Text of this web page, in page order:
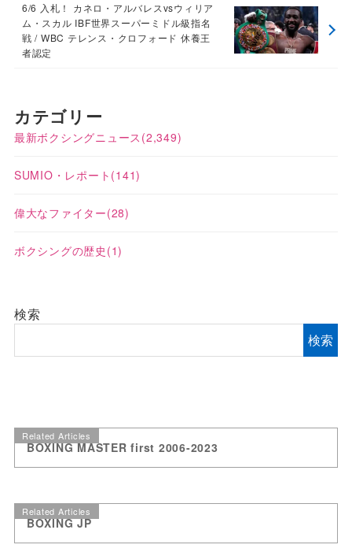
6/6 入札！ カネロ・アルバレスvsウィリア
ム・スカル IBF世界スーパーミドル級指名
戦 / WBC テレンス・クロフォード 休養王
者認定
カテゴリー
最新ボクシングニュース (2,349)
SUMIO・レポート (141)
偉大なファイター(28)
ボクシングの歴史 (1)
検索
検索
Related Articles
BOXING MASTER first 2006-2023
Related Articles
BOXING JP